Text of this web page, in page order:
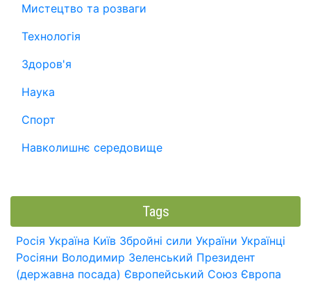
Мистецтво та розваги
Технологія
Здоров'я
Наука
Спорт
Навколишнє середовище
Tags
Росія Україна Київ Збройні сили України Українці
Росіяни Володимир Зеленський Президент
(державна посада) Європейський Союз Європа